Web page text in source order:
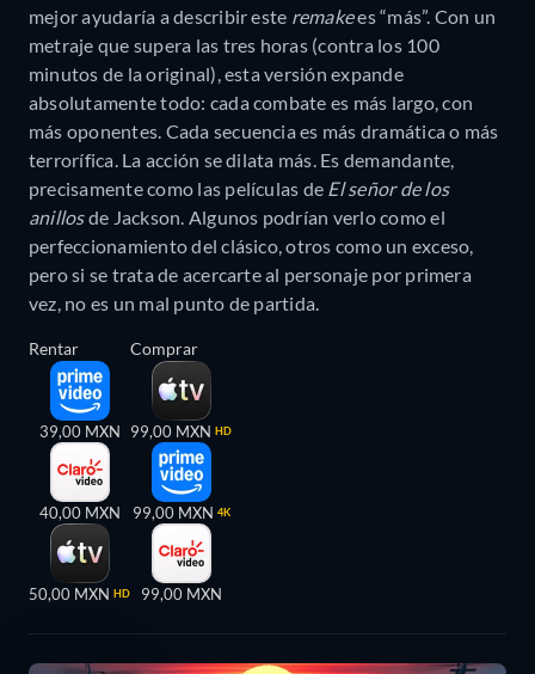
mejor ayudaría a describir este remakees “más”. Con un
metraje que supera las tres horas (contra los 100
minutos de la original), esta versión expande
absolutamente todo: cada combate es más largo, con
más oponentes. Cada secuencia es más dramática o más
terrorífica. La acción se dilata más. Es demandante,
precisamente como las películas de El señor de los
anillosde Jackson. Algunos podrían verlo como el
perfeccionamiento del clásico, otros como un exceso,
pero si se trata de acercarte al personaje por primera
vez, no es un mal punto de partida.
Rentar
39,00 MXN
40,00 MXN
50,00 MXN HD
Comprar
99,00 MXN HD
99,00 MXN 4K
99,00 MXN